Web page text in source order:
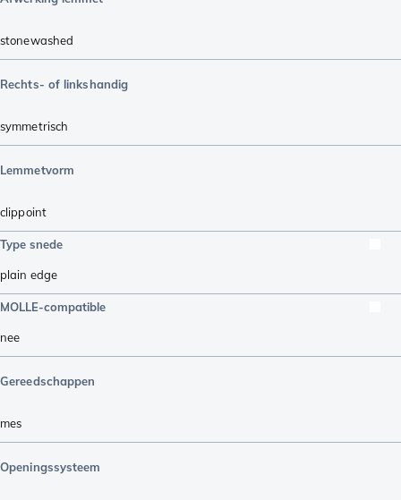
stonewashed
Rechts- of linkshandig
symmetrisch
Lemmetvorm
clippoint
Type snede
plain edge
MOLLE-compatible
nee
Gereedschappen
mes
Openingssysteem